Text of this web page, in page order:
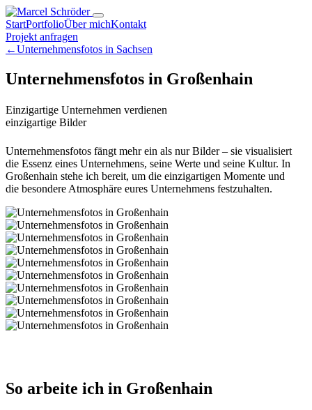
StartPortfolioÜber michKontakt
Projekt anfragen
←Unternehmensfotos in Sachsen
Unternehmensfotos in Großenhain
Einzigartige Unternehmen verdienen
einzigartige Bilder
Unternehmensfotos fängt mehr ein als nur Bilder – sie visualisiert
die Essenz eines Unternehmens, seine Werte und seine Kultur. In
Großenhain stehe ich bereit, um die einzigartigen Momente und
die besondere Atmosphäre eures Unternehmens festzuhalten.
So arbeite ich in Großenhain